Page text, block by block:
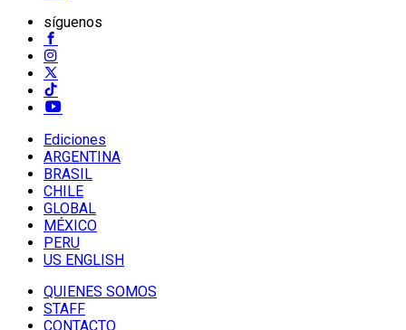
síguenos
Ediciones
ARGENTINA
BRASIL
CHILE
GLOBAL
MÉXICO
PERU
US ENGLISH
QUIENES SOMOS
STAFF
CONTACTO